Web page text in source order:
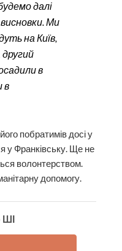
далі
Ми
на Київ,
в
в
побратимів досі у
у Франківську. Ще не
волонтерством.
допомогу.
ШІ